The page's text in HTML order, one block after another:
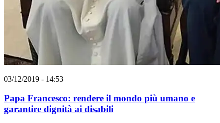
03/12/2019 - 14:53
Papa Francesco: rendere il mondo più umano e
garantire dignità ai disabili